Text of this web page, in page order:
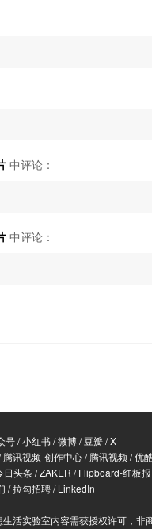
中评论：
中评论：
号/小红书/微博/豆瓣/X
腾讯视频-创作中心/腾讯视频/优
日头条 /ZAKER /Flipboard-红板报
/拉勾招聘/LinkedIn
活实验室内容需获授权许可，非